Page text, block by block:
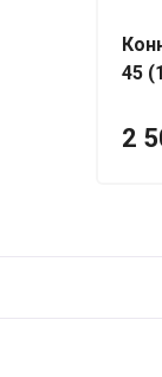
45
2